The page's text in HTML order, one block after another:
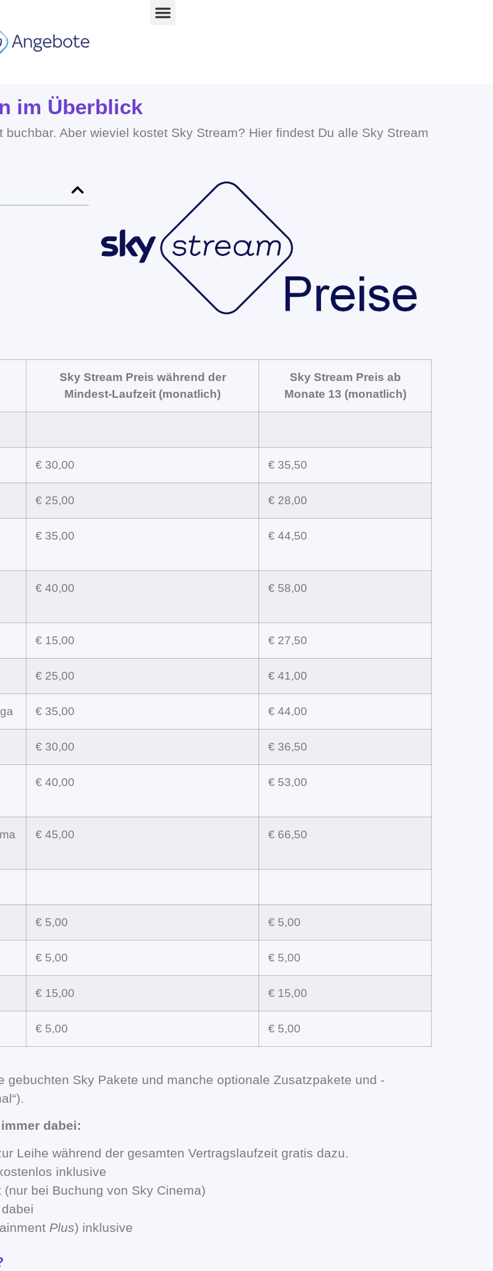
im Überblick
Aber wieviel kostet Sky Stream? Hier findest Du alle Sky Stream
Sky Stream Preis während der
Mindest-Laufzeit (monatlich)
Sky Stream Preis ab
Monate 13 (monatlich)
€ 30,00 € 35,50
€ 25,00 € 28,00
€ 35,00 € 44,50
€ 40,00 € 58,00
€ 15,00 € 27,50
€ 25,00 € 41,00
€ 35,00 € 44,00
€ 30,00 € 36,50
€ 40,00 € 53,00
€ 45,00 € 66,50
€ 5,00 € 5,00
€ 5,00 € 5,00
€ 15,00 € 15,00
€ 5,00 € 5,00
gebuchten Sky Pakete und manche optionale Zusatzpakete und -
dabei:
Leihe während der gesamten Vertragslaufzeit gratis dazu.
inklusive
bei Buchung von Sky Cinema)
Plus) inklusive